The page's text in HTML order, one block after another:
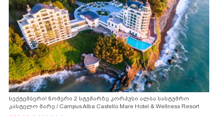
სექტემბერი! ნომერი 2 სტუმარზე კორპუსი ალბა სასტუმრო
კასტელო მარე / Campus Alba Castello Mare Hotel & Wellness Resort
-სგან!